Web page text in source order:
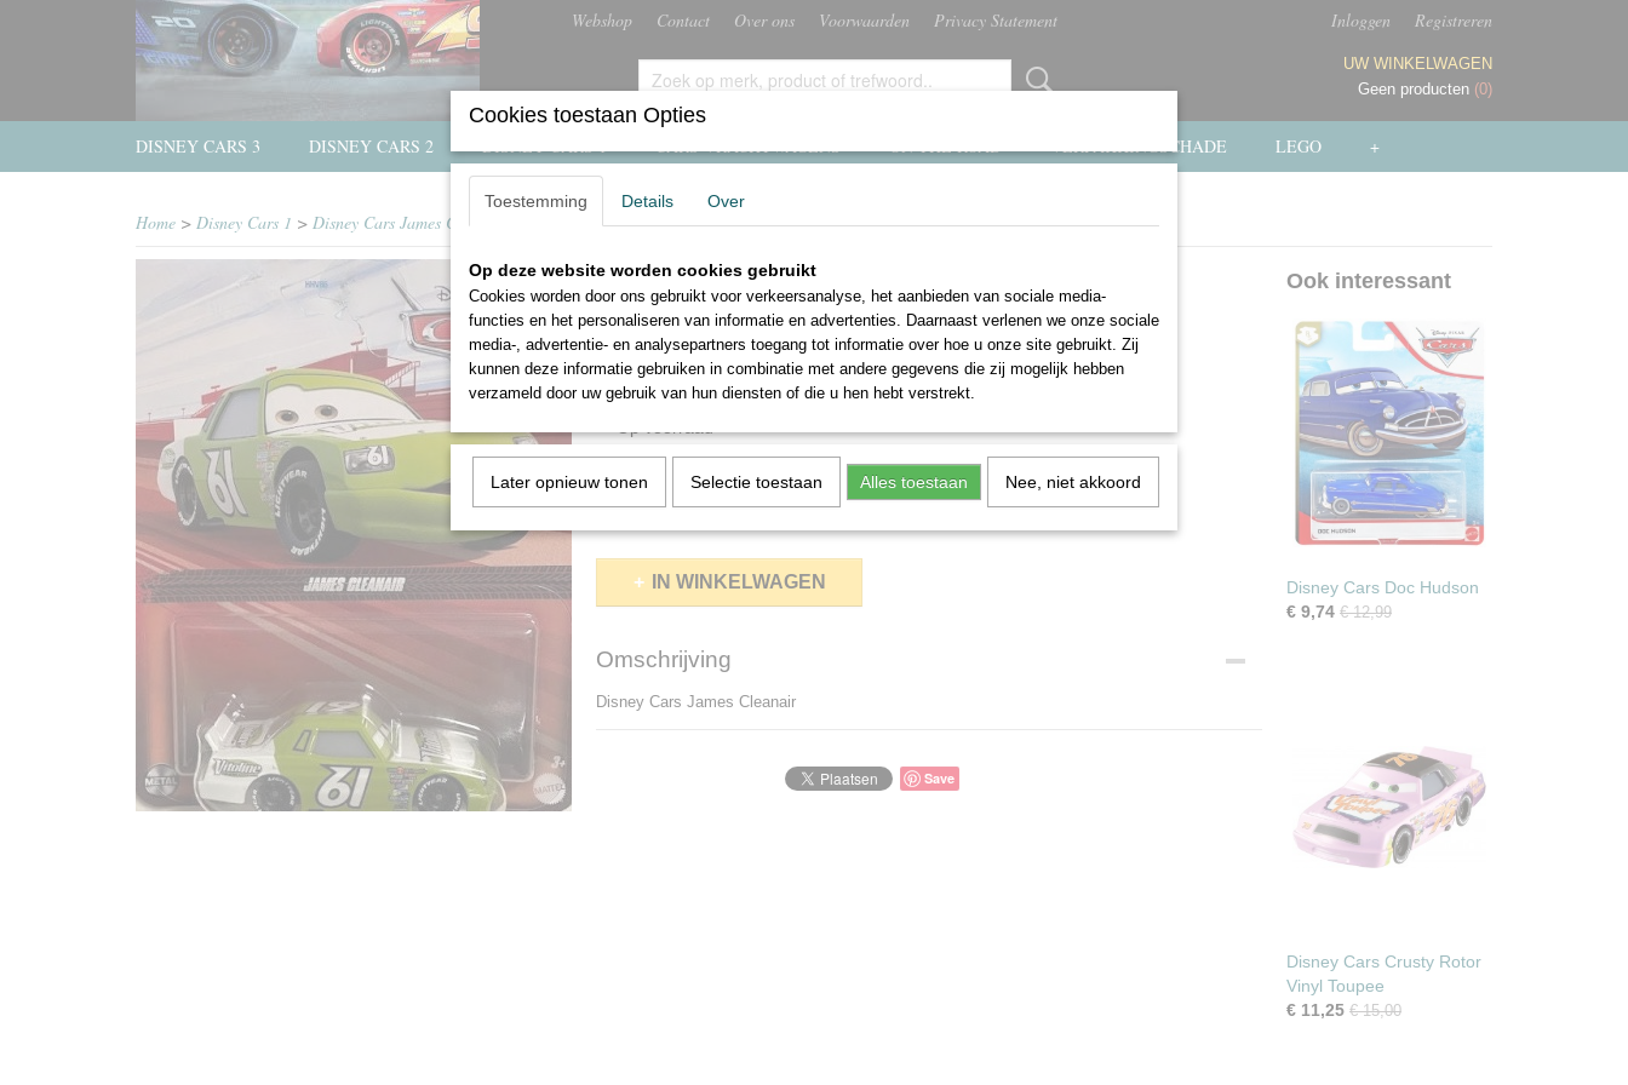
Webshop Contact Over ons Voorwaarden Privacy Statement Inloggen Registreren
UW WINKELWAGEN
Geen producten (0)
DISNEY CARS 3 DISNEY CARS 2 DISNEY CARS 1 CARS VRACHTWAGENS ON THE ROAD VERPAKKINGSCHADE LEGO +
Home > Disney Cars 1 > Disney Cars James Cleanair Vitoline
Disney Cars James Cleanair
Vitoline
€ 12,99 € 9,74 (inclusief btw 21%)
Aantal
IN WINKELWAGEN
Omschrijving
Disney Cars James Cleanair
Save
Ook interessant
Disney Cars Doc Hudson
€ 9,74 € 12,99
Disney Cars Crusty Rotor
Vinyl Toupee
€ 11,25 € 15,00
Cookies toestaan Opties
Toestemming Details Over
Op deze website worden cookies gebruikt
Cookies worden door ons gebruikt voor verkeersanalyse, het aanbieden van sociale media-
functies en het personaliseren van informatie en advertenties. Daarnaast verlenen we onze sociale
media-, advertentie- en analysepartners toegang tot informatie over hoe u onze site gebruikt. Zij
kunnen deze informatie gebruiken in combinatie met andere gegevens die zij mogelijk hebben
verzameld door uw gebruik van hun diensten of die u hen hebt verstrekt.
Later opnieuw tonen Selectie toestaan Alles toestaan Nee, niet akkoord